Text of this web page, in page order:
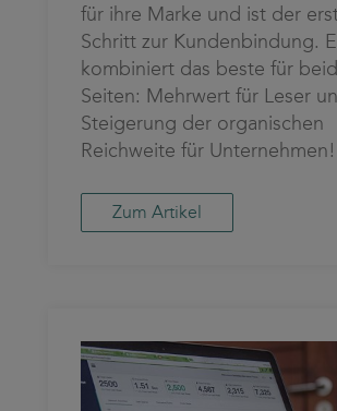
für ihre Marke und ist der
Schritt zur Kundenbindung.
kombiniert das beste für
Seiten: Mehrwert für Leser
Steigerung der organischen
Reichweite für Unternehmen!
Zum Artikel